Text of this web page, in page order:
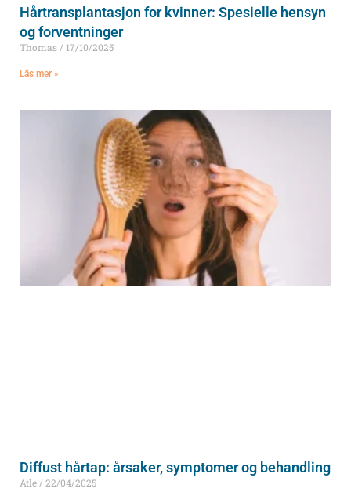
Hårtransplantasjon for kvinner: Spesielle hensyn
og forventninger
Thomas 17/10/2025
Läs mer »
Diffust hårtap: årsaker, symptomer og behandling
Atle 22/04/2025